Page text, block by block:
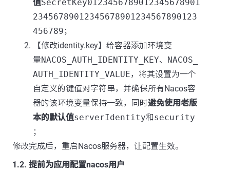
值SecretKey0123456789012345678901
23456789012345678901234567890123
456789 ；
【修改identity.key】给容器添加环境变
量NACOS_AUTH_IDENTITY_KEY、 NACOS_
AUTH_IDENTITY_VALUE，将其设置为一个
自定义的键值对字符串，并确保所有Nacos容
器的该环境变量保持一致，同时避免使用老版
本的默认值serverIdentity和security
；
修改完成后，重启Nacos服务器，让配置生效。
1.2. 提前为应用配置nacos用户